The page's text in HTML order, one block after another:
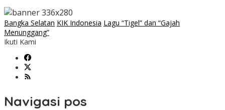
Bangka Selatan KIK Indonesia Lagu “Tigel” dan “Gajah
Menunggang”
Ikuti Kami
Navigasi pos